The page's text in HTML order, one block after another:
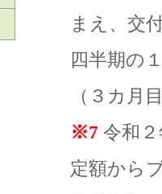
まえ、交
四半期の
（３カ月
※7 令和
定額から